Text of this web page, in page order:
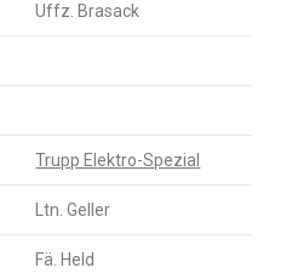
Uffz. Brasack
Trupp Elektro-Spezial
Ltn. Geller
Fä. Held